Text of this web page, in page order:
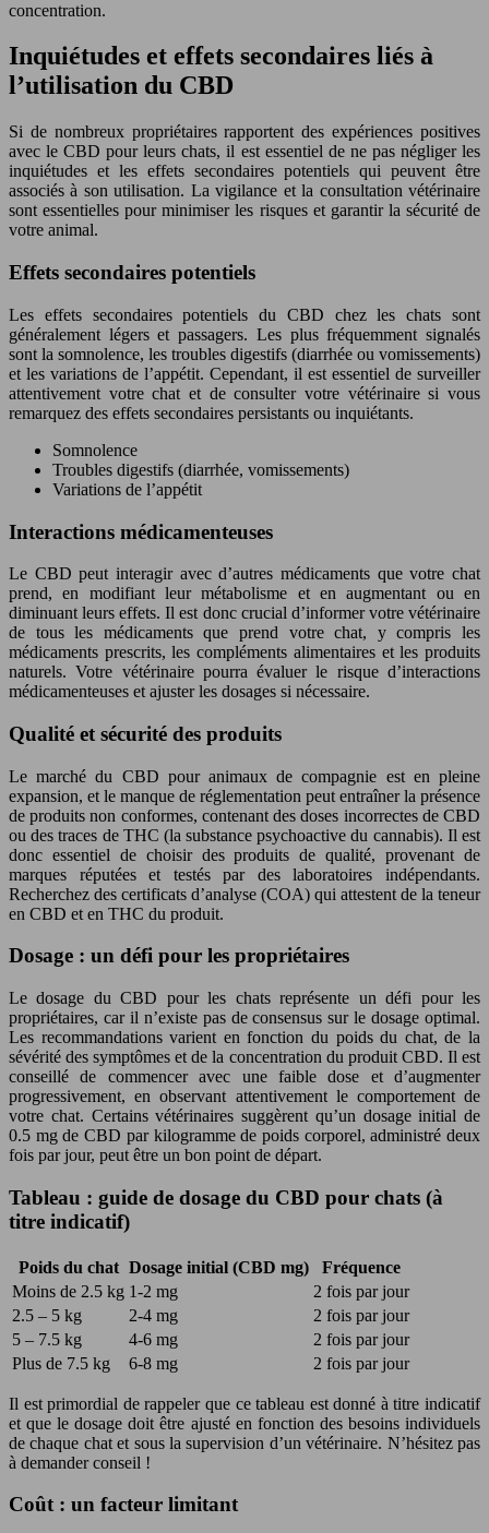
concentration.
Inquiétudes et effets secondaires liés à
l’utilisation du CBD
Si de nombreux propriétaires rapportent des expériences positives
avec le CBD pour leurs chats, il est essentiel de ne pas négliger les
inquiétudes et les effets secondaires potentiels qui peuvent être
associés à son utilisation. La vigilance et la consultation vétérinaire
sont essentielles pour minimiser les risques et garantir la sécurité de
votre animal.
Effets secondaires potentiels
Les effets secondaires potentiels du CBD chez les chats sont
généralement légers et passagers. Les plus fréquemment signalés
sont la somnolence, les troubles digestifs (diarrhée ou vomissements)
et les variations de l’appétit. Cependant, il est essentiel de surveiller
attentivement votre chat et de consulter votre vétérinaire si vous
remarquez des effets secondaires persistants ou inquiétants.
Somnolence
Troubles digestifs (diarrhée, vomissements)
Variations de l’appétit
Interactions médicamenteuses
Le CBD peut interagir avec d’autres médicaments que votre chat
prend, en modifiant leur métabolisme et en augmentant ou en
diminuant leurs effets. Il est donc crucial d’informer votre vétérinaire
de tous les médicaments que prend votre chat, y compris les
médicaments prescrits, les compléments alimentaires et les produits
naturels. Votre vétérinaire pourra évaluer le risque d’interactions
médicamenteuses et ajuster les dosages si nécessaire.
Qualité et sécurité des produits
Le marché du CBD pour animaux de compagnie est en pleine
expansion, et le manque de réglementation peut entraîner la présence
de produits non conformes, contenant des doses incorrectes de CBD
ou des traces de THC (la substance psychoactive du cannabis). Il est
donc essentiel de choisir des produits de qualité, provenant de
marques réputées et testés par des laboratoires indépendants.
Recherchez des certificats d’analyse (COA) qui attestent de la teneur
en CBD et en THC du produit.
Dosage : un défi pour les propriétaires
Le dosage du CBD pour les chats représente un défi pour les
propriétaires, car il n’existe pas de consensus sur le dosage optimal.
Les recommandations varient en fonction du poids du chat, de la
sévérité des symptômes et de la concentration du produit CBD. Il est
conseillé de commencer avec une faible dose et d’augmenter
progressivement, en observant attentivement le comportement de
votre chat. Certains vétérinaires suggèrent qu’un dosage initial de
0.5 mg de CBD par kilogramme de poids corporel, administré deux
fois par jour, peut être un bon point de départ.
Tableau : guide de dosage du CBD pour chats (à
titre indicatif)
Poids du chat Dosage initial (CBD mg)
Fréquence
Moins de 2.5 kg 1-2 mg
2 fois par jour
2.5 – 5 kg
2-4 mg
2 fois par jour
5 – 7.5 kg
4-6 mg
2 fois par jour
Plus de 7.5 kg
6-8 mg 2 fois par jour
Il est primordial de rappeler que ce tableau est donné à titre indicatif
et que le dosage doit être ajusté en fonction des besoins individuels
de chaque chat et sous la supervision d’un vétérinaire. N’hésitez pas
à demander conseil !
Coût : un facteur limitant